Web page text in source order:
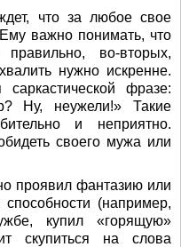
что за любое свое
важно понимать, что
во-вторых,
нужно искренне.
фразе:
Ну, неужели!» Такие
и неприятно.
своего мужа или
проявил фантазию или
способности (например,
купил «горящую»
скупиться на слова